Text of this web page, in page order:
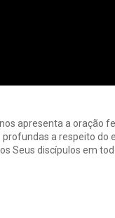
apresenta a oração
a respeito do
Seus discípulos em